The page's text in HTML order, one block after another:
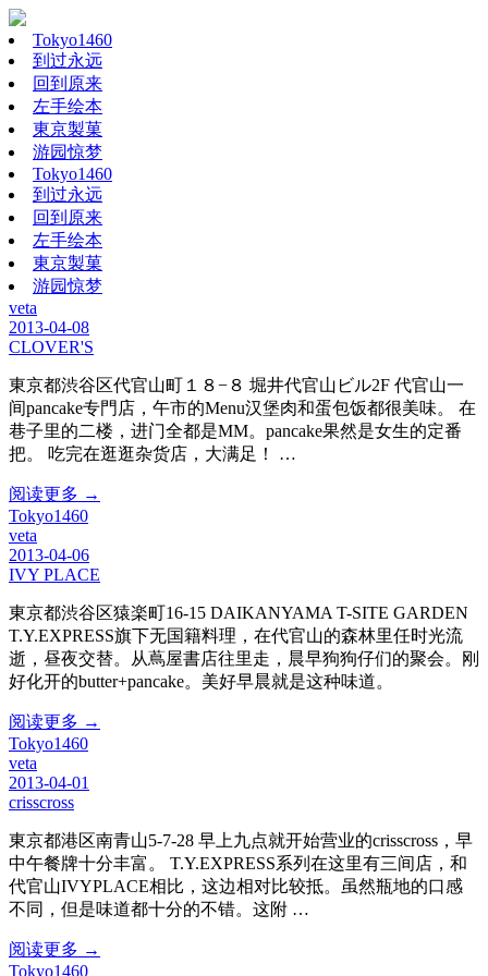
Tokyo1460
到过永远
回到原来
左手绘本
東京製菓
游园惊梦
Tokyo1460
到过永远
回到原来
左手绘本
東京製菓
游园惊梦
veta
2013-04-08
CLOVER'S
東京都渋谷区代官山町１８−８ 堀井代官山ビル2F 代官山一
间pancake专門店，午市的Menu汉堡肉和蛋包饭都很美味。 在
巷子里的二楼，进门全都是MM。pancake果然是女生的定番
把。 吃完在逛逛杂货店，大满足！ …
阅读更多 →
Tokyo1460
veta
2013-04-06
IVY PLACE
東京都渋谷区猿楽町16-15 DAIKANYAMA T-SITE GARDEN
T.Y.EXPRESS旗下无国籍料理，在代官山的森林里任时光流
逝，昼夜交替。从蔦屋書店往里走，晨早狗狗仔们的聚会。刚
好化开的butter+pancake。美好早晨就是这种味道。
阅读更多 →
Tokyo1460
veta
2013-04-01
crisscross
東京都港区南青山5-7-28 早上九点就开始营业的crisscross，早
中午餐牌十分丰富。 T.Y.EXPRESS系列在这里有三间店，和
代官山IVYPLACE相比，这边相对比较抵。虽然瓶地的口感
不同，但是味道都十分的不错。这附 …
阅读更多 →
Tokyo1460